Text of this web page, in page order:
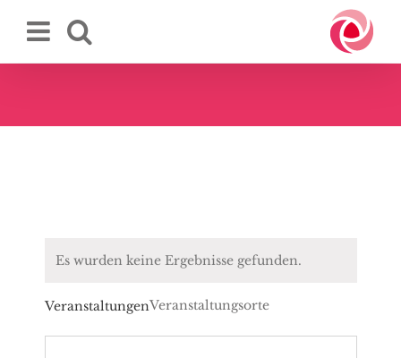
Inhalt
Es wurden keine Ergebnisse gefunden.
VeranstaltungenVeranstaltungsorte